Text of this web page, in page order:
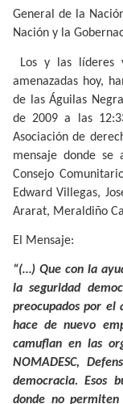
General de la
Nación y la
Los y las líderes
amenazadas hoy,
de las Águilas
de 2009 a las
Asociación de
mensaje donde se
Consejo
Edward Villegas,
Ararat, Meraldiño
El Mensaje:
“(…) Que con la
la seguridad
preocupados por el
hace de nuevo
camuflan en las
NOMADESC,
democracia. Esos
donde no